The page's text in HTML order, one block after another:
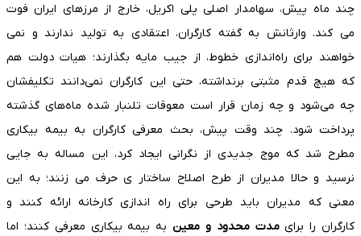
چند ماه پیش، سهامدار اصلی پلی اکریل، خارج از مرزهای ایران فوت
می کند. وارثانش به گفته کارگران، اعتقادی به تولید ندارند و نمی
خواهند برای راه‌اندازی خطوط، از جیب مایه بگذارند؛ هیات دولت هم
که هیچ قدم مثبتی برنداشته، حتی این کارگران نمی‌دانند تکلیفشان
چه می‌شود و چه زمان قرار است معوقات تلنبار شده ماه‌های گذشته
پرداخت شود. چند وقت پیش، بحث معرفی کارگران به بیمه بیکاری
مطرح شد که موج جدیدی از نگرانی ایجاد کرد، این مساله به جایی
نرسید و حالا مدیران از طرح اصلاح ساختار ی حرف می زنند؛ به این
معنی که مدیران باید طرحی برای راه اندازی کارخانه ارائه کنند و
کارگران را برایمدت محدود و معین به بیمه بیکاری معرفی کنند؛ اما